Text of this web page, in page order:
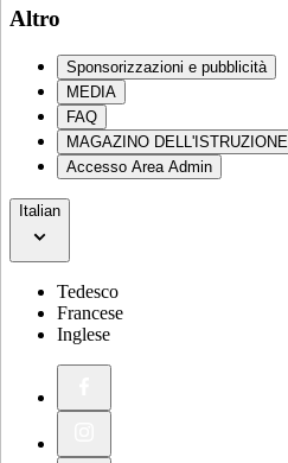
Altro
Sponsorizzazioni e pubblicità
MEDIA
FAQ
MAGAZINO DELL'ISTRUZIONE
Accesso Area Admin
Italian
Tedesco
Francese
Inglese